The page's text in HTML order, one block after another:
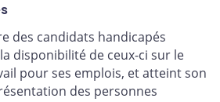
des candidats handicapés
disponibilité de ceux-ci sur le
pour ses emplois, et atteint son
des personnes